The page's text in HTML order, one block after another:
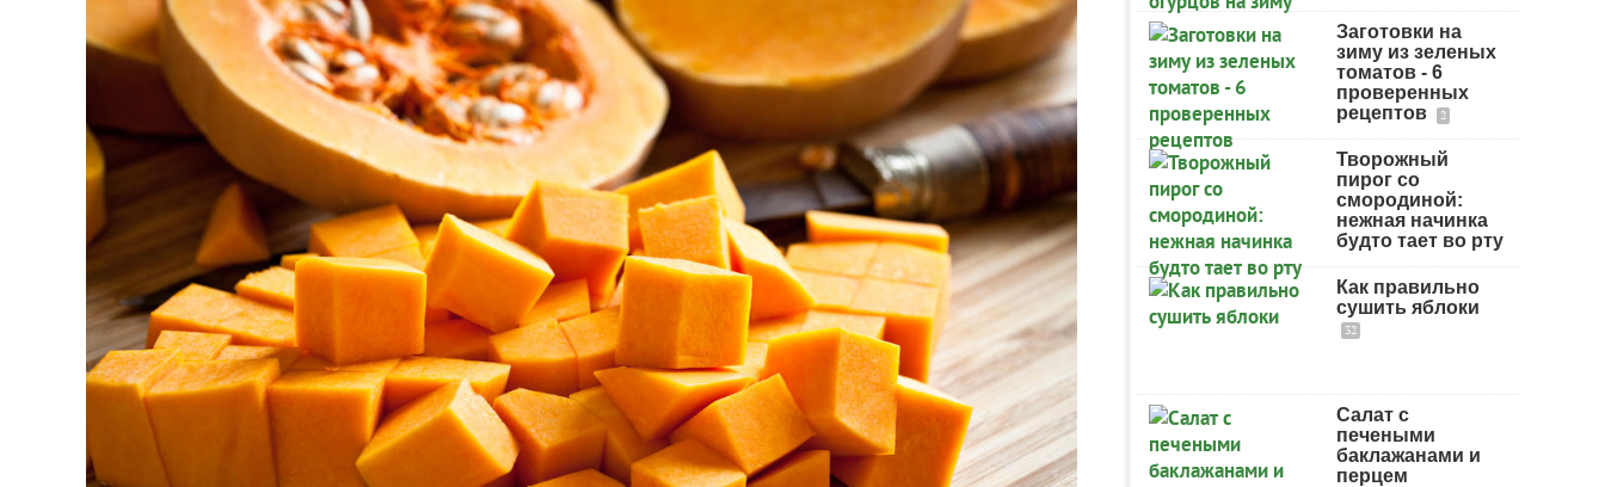
Заготовки на
зиму из зеленых
томатов - 6
проверенных
рецептов
2
Творожный
пирог со
смородиной:
нежная начинка
будто тает во рту
Как правильно
сушить яблоки
32
Салат с
печеными
баклажанами и
перцем